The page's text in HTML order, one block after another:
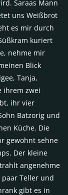
Saraas Mann
uns Weißbrot
es mir durch
kuriert
nehme mir
Blick
Tanja,
ihrem zwei
ihr vier
Batzorig und
Küche. Die
gewohnt sehne
Der kleine
angenehme
paar Teller und
gibt es in